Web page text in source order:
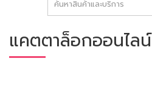
แคตตาล็อกออนไลน์